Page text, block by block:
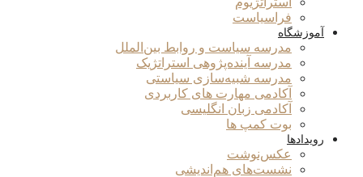
فراسیاست
آموزشگاه
مدرسه سیاست و روابط بین‌الملل
مدرسه آینده‌پژوهی استراتژیک
مدرسه شبیه‌سازی سیاستی
آکادمی مهارت های کاربردی
آکادمی زبان انگلیسی
بوت کمپ ها
رویدادها
عکس‌نوشت
نشست‌های هم‌اندیشی